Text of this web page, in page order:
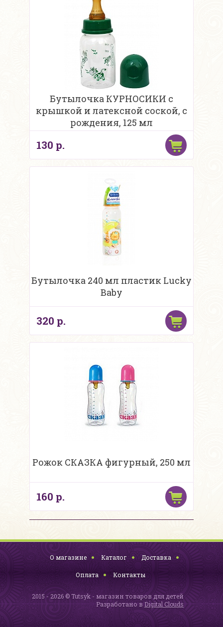
Бутылочка КУРНОСИКИ с
крышкой и латексной соской, с
рождения, 125 мл
130 р.
Бутылочка 240 мл пластик Lucky
Baby
320 р.
Рожок СКАЗКА фигурный, 250 мл
160 р.
О магазине Каталог Доставка
Оплата Контакты
2015 - 2026 © Tutsyk - магазин товаров для детей
Разработано в Digital Clouds